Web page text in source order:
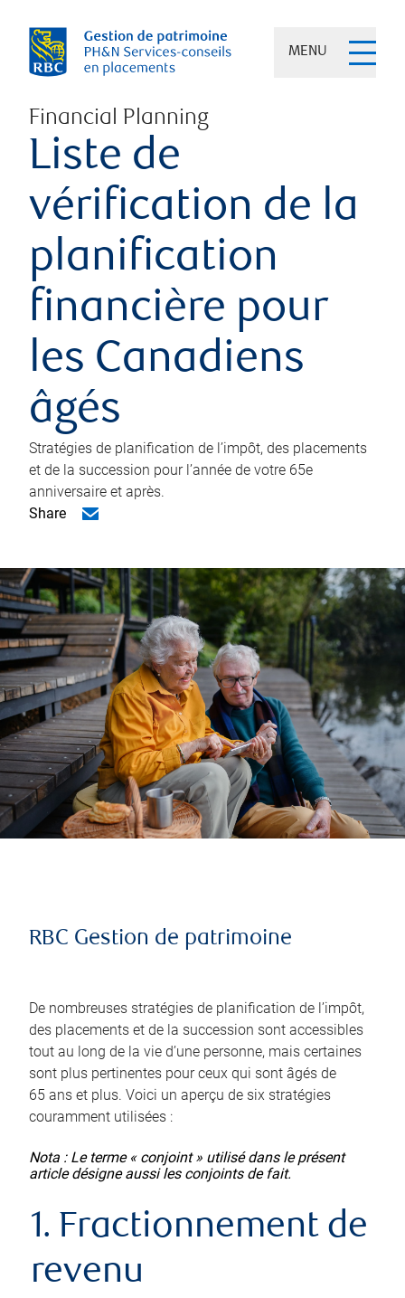
MENU
Financial Planning
Liste de
vérification de la
planification
financière pour
les Canadiens
âgés
Stratégies de planification de l’impôt, des placements
et de la succession pour l’année de votre 65e
anniversaire et après.
Share
RBC Gestion de patrimoine
De nombreuses stratégies de planification de l’impôt,
des placements et de la succession sont accessibles
tout au long de la vie d’une personne, mais certaines
sont plus pertinentes pour ceux qui sont âgés de
65 ans et plus. Voici un aperçu de six stratégies
couramment utilisées :
Nota : Le terme « conjoint » utilisé dans le présent
article désigne aussi les conjoints de fait.
1. Fractionnement de
revenu